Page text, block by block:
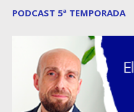
PODCAST 5ª TEMPORADA